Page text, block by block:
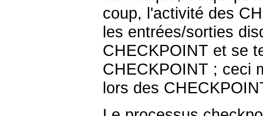
coup, l'activité des
les entrées/sorties
CHECKPOINT et se
CHECKPOINT ; ceci
lors des